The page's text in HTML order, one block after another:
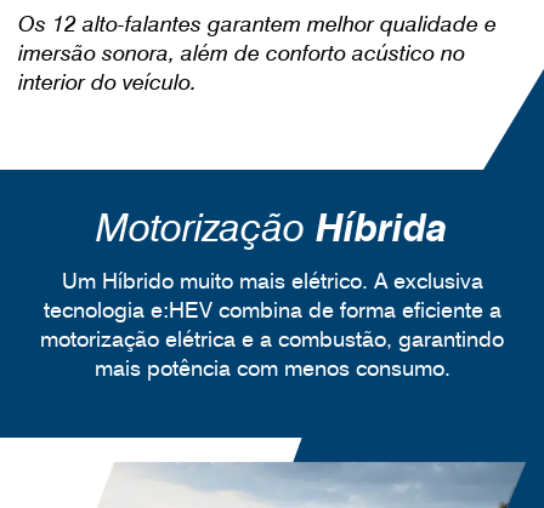
Os 12 alto-falantes garantem melhor qualidade e
imersão sonora, além de conforto acústico no
interior do veículo.
Motorização Híbrida
Um Híbrido muito mais elétrico. A exclusiva
tecnologia e:HEV combina de forma eficiente a
motorização elétrica e a combustão, garantindo
mais potência com menos consumo.